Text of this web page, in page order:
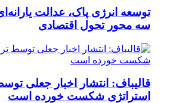
توسعه انرژی پاک، عدالت
سه محور تحول اقتصادی
قالیباف: انتشار اخبار جعلی
استراتژی شکست خورده است